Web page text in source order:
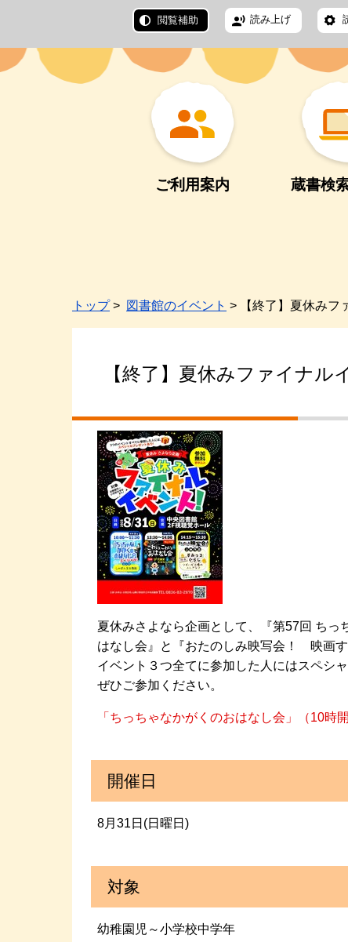
閲覧補助 読み上げ
ご利用案内 蔵書検
トップ> 図書館のイベント > 【終了】夏休みフ
【終了】夏休みファイナ
夏休みさよなら企画として、『第57回 ち
はなし会』と『おたのしみ映写会！ 映画
イベント３つ全てに参加した人にはスペシ
ぜひご参加ください。
「ちっちゃなかがくのおはなし会」（10時
開催日
8月31日(日曜日)
対象
幼稚園児～小学校中学年